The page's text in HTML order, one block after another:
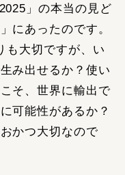
」の本当の見ど
にあったのです。
も大切ですが、い
み出せるか？使い
そ、世界に輸出で
可能性があるか？
かつ大切なので